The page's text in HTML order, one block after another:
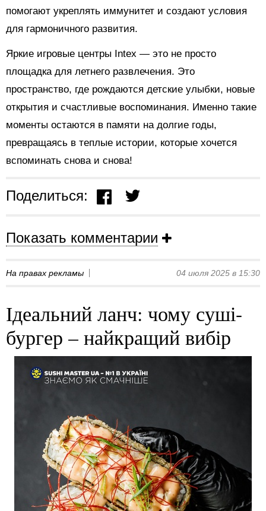
помогают укреплять иммунитет и создают условия
для гармоничного развития.
Яркие игровые центры Intex — это не просто
площадка для летнего развлечения. Это
пространство, где рождаются детские улыбки, новые
открытия и счастливые воспоминания. Именно такие
моменты остаются в памяти на долгие годы,
превращаясь в теплые истории, которые хочется
вспоминать снова и снова!
Поделиться:
Показать комментарии
На правах рекламы 04 июля 2025 в 15:30
Ідеальний ланч: чому суші-
бургер – найкращий вибір